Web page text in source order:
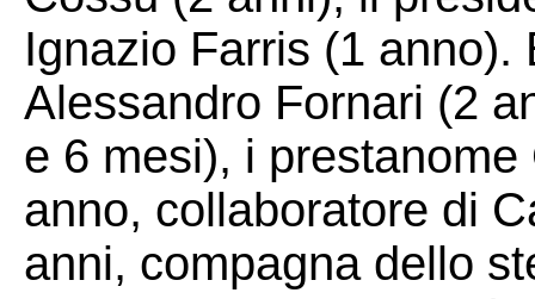
Ignazio Farris (1
Alessandro Fornari (2
e 6 mesi), i
anno, collaboratore di
anni, compagna dello